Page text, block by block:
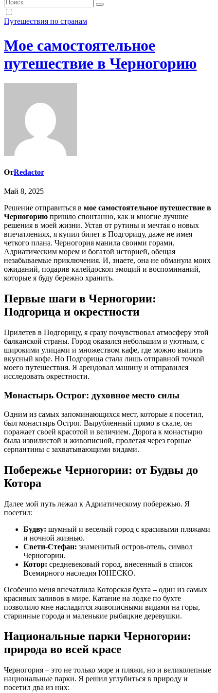
Путешествия по странам
Мое самостоятельное
путешествие в Черногорию
ОтRedactor
Май 8, 2025
Решение отправиться в мое самостоятельное путешествие в
Черногорию пришло спонтанно, как и многие лучшие
решения в моей жизни. Устав от рутины и мечтая о новых
впечатлениях, я купил билет в Подгорицу, даже не имея
четкого плана. Черногория манила своими горами,
Адриатическим морем и богатой историей, обещая
незабываемые приключения. И, знаете, она не обманула моих
ожиданий, подарив калейдоскоп эмоций и воспоминаний,
которые я буду бережно хранить.
Первые шаги в Черногории:
Подгорица и окрестности
Прилетев в Подгорицу, я сразу почувствовал атмосферу этой
балканской страны. Город оказался небольшим и уютным, с
широкими улицами и множеством кафе, где можно выпить
вкусный кофе. Но Подгорица стала лишь отправной точкой
моего путешествия. Я арендовал машину и отправился
исследовать окрестности.
Монастырь Острог: духовное место силы
Одним из самых запоминающихся мест, которые я посетил,
был монастырь Острог. Вырубленный прямо в скале, он
поражает своей красотой и величием. Дорога к монастырю
была извилистой и живописной, пролегая через горные
серпантины с захватывающими видами.
Побережье Черногории: от Будвы до
Котора
Далее мой путь лежал к Адриатическому побережью. Я
посетил:
Будву: шумный и веселый город с красивыми пляжами
и ночной жизнью.
Свети-Стефан: знаменитый остров-отель, символ
Черногории.
Котор: средневековый город, внесенный в список
Всемирного наследия ЮНЕСКО.
Особенно меня впечатлила Которская бухта – один из самых
красивых заливов в мире. Катание на лодке по бухте
позволило мне насладится живописными видами на горы,
старинные города и маленькие рыбацкие деревушки.
Национальные парки Черногории:
природа во всей красе
Черногория – это не только море и пляжи, но и великолепные
национальные парки. Я решил углубиться в природу и
посетил два из них: